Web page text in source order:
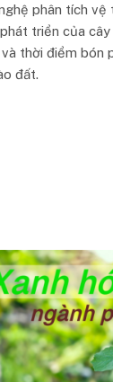
phân tích
triển của
thời điểm bón
đất.